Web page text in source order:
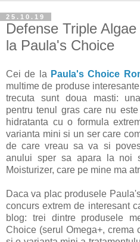
25.10.19
Defense Triple
la Paula's Choice
Cei de la Paula's Choice
multime de produse
trecuta sunt doua masti:
pentru tenul gras care nu
hidratanta cu o formula
varianta mini si un ser care
de care vreau sa va si
anului sper sa apara la noi
Moisturizer, care pe mine ma
Daca va plac produsele
concurs extrem de interesant
blog: trei dintre produsele
Choice (serul Omega+, crema